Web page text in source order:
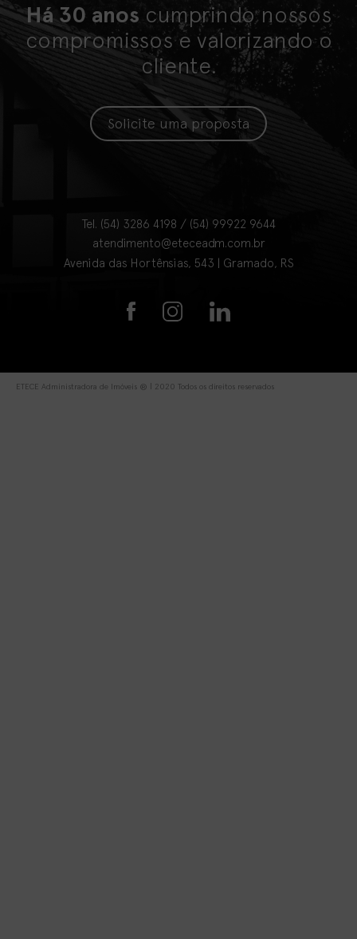
Há 30 anos cumprindo nossos
compromissos e valorizando o
cliente.
Solicite uma proposta
Tel. (54) 3286 4198 / (54) 99922 9644
atendimento@eteceadm.com.br
Avenida das Hortênsias, 543 | Gramado, RS
ETECE Administradora de Imóveis ® | 2020 Todos os direitos reservados